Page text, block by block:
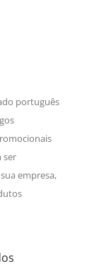
português
ser
empresa,